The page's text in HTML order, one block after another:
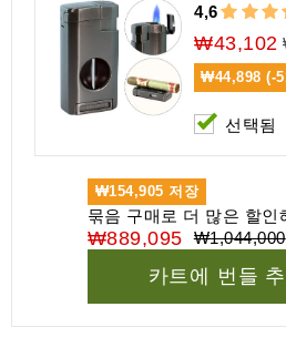
4,6
₩43,102
₩44,898 (-
선택됨
₩154,905 저장
묶음 구매로 더 많은 할인
₩889,095 ₩1,044,000
카트에 번들 추